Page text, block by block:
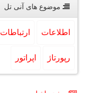
موضوع های آنی تل
اطلاعات ارتباطات
رپورتاژ اپراتور